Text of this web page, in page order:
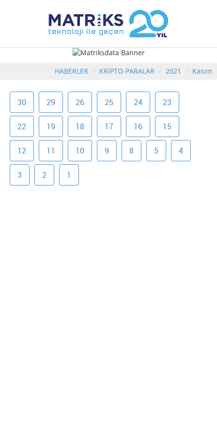
HABERLER KRİPTO-PARALAR 2021 Kasım
30 29 26 25 24 23
22 19 18 17 16 15
12 11 10 9 8 5 4
3 2 1